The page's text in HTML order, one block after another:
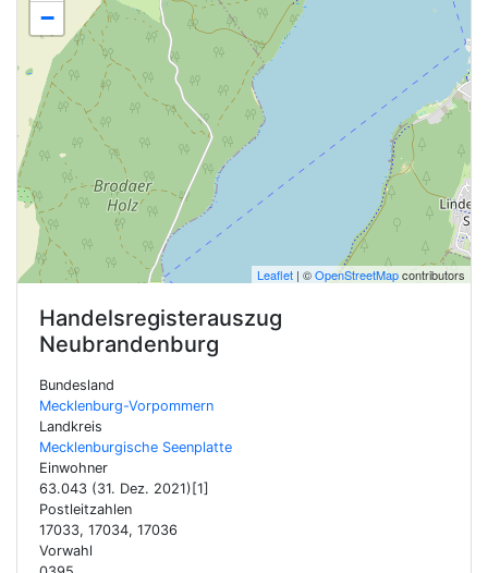
−
Leaflet | ©OpenStreetMapcontributors
Handelsregisterauszug
Neubrandenburg
Bundesland
Mecklenburg-Vorpommern
Landkreis
Mecklenburgische Seenplatte
Einwohner
63.043 (31. Dez. 2021)[1]
Postleitzahlen
17033, 17034, 17036
Vorwahl